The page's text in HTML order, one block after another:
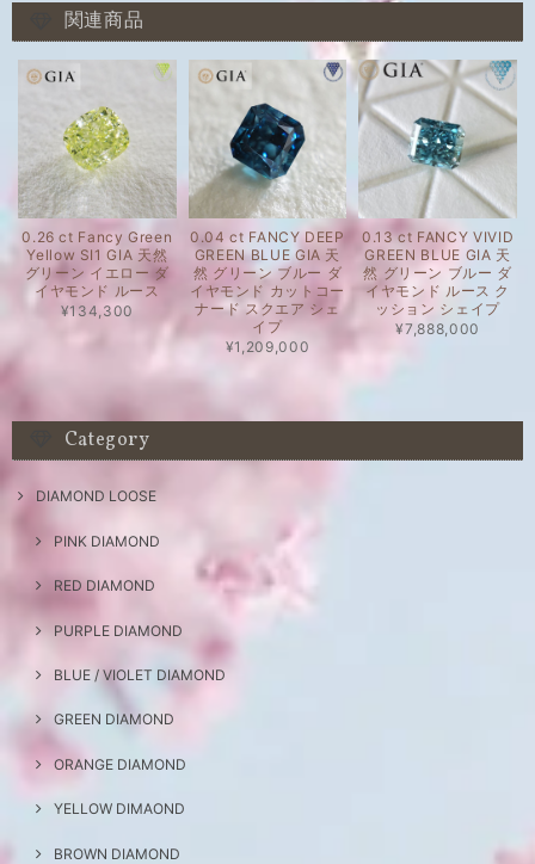
関連商品
0.26 ct Fancy Green
Yellow SI1 GIA 天然
グリーン イエロー ダ
イヤモンド ルース
¥134,300
0.04 ct FANCY DEEP
GREEN BLUE GIA 天
然 グリーン ブルー ダ
イヤモンド カットコー
ナード スクエア シェ
イプ
¥1,209,000
0.13 ct FANCY VIVID
GREEN BLUE GIA 天
然 グリーン ブルー ダ
イヤモンド ルース ク
ッション シェイプ
¥7,888,000
Category
DIAMOND LOOSE
PINK DIAMOND
RED DIAMOND
PURPLE DIAMOND
BLUE / VIOLET DIAMOND
GREEN DIAMOND
ORANGE DIAMOND
YELLOW DIMAOND
BROWN DIAMOND